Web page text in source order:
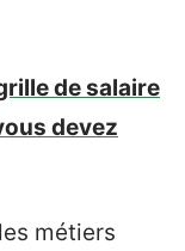
de salaire
devez
métiers